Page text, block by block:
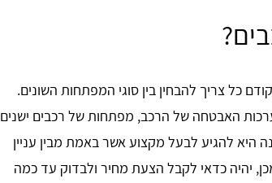
כל צריך להבחין בין סוגי המפתחות השונים.
האבטחה של הרכב, מפתחות של רכבים ישנים
היא להגיע לבעל מקצוע אשר באמת מבין עניין
יהיה כדאי לקבל הצעת מחיר ולבדוק עד כמה